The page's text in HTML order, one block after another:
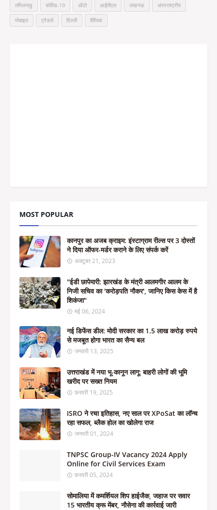
तमिलनाडु कोविड-19 ऑटो आईपीएल लखनऊ अंतरराष्ट्रीय
मोबाइल ट्रेडर्स दिल्ली वैश्विक
MOST POPULAR
कानपुर का अजब क्राइम: इंस्टाग्राम रील्स पर 3 दोस्तों
ने दिया ऑफर-मर्डर कराने के लिए संपर्क करें
अक्टूबर 21, 2023
"ईडी छापेमारी: झारखंड के मंत्री आलमगीर आलम के
निजी सचिव का 'करोड़पति नौकर', जानिए किस केस में है
शिकंजा"
मई 06, 2024
नई डिफेंस डील: मोदी सरकार का 1.5 लाख करोड़ रुपये
से मजबूत होगा भारत का सैन्य बल
जनवरी 13, 2025
उत्तराखंड में नया भू-कानून लागू: बाहरी लोगों की भूमि
खरीद पर सख्त नियम
फ़रवरी 19, 2025
ISRO ने रचा इतिहास, नए साल पर XPoSat का लॉन्च
रहा सफल, ब्लैक होल का खोलेगा राज
जनवरी 01, 2024
TNPSC Group-IV Vacancy 2024 Apply
Online for Civil Services Exam
फ़रवरी 05, 2024
सोमालिया में कमर्शियल शिप हाईजैक, जहाज पर सवार
15 भारतीय क्रू मेंबर, नौसेना की कार्रवाई जारी